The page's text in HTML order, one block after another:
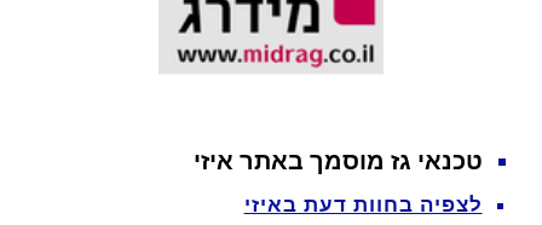
טכנאי גז מוסמך באתר איזי
לצפיה בחוות דעת באיזי